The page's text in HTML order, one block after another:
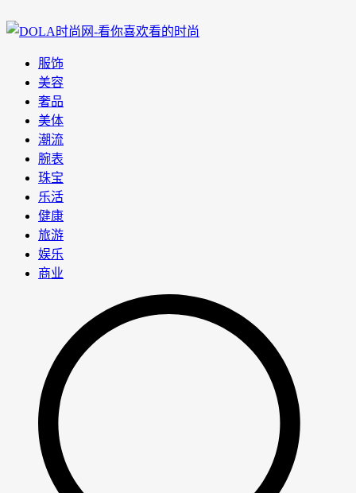
服饰
美容
奢品
美体
潮流
腕表
珠宝
乐活
健康
旅游
娱乐
商业